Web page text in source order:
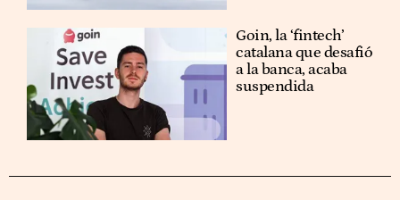
Goin, la ‘fintech’
catalana que desafió
a la banca, acaba
suspendida